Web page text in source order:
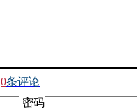
0条评论
密码